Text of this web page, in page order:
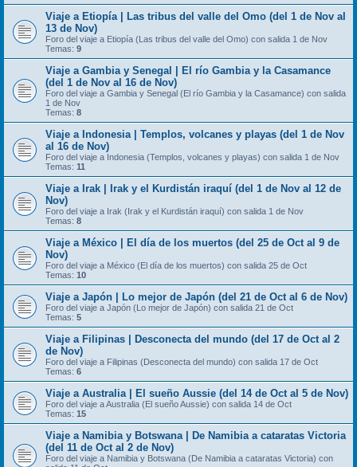
Viaje a Etiopía | Las tribus del valle del Omo (del 1 de Nov al
13 de Nov)
Foro del viaje a Etiopía (Las tribus del valle del Omo) con salida 1 de Nov
Temas: 9
Viaje a Gambia y Senegal | El río Gambia y la Casamance
(del 1 de Nov al 16 de Nov)
Foro del viaje a Gambia y Senegal (El río Gambia y la Casamance) con salida
1 de Nov
Temas: 8
Viaje a Indonesia | Templos, volcanes y playas (del 1 de Nov
al 16 de Nov)
Foro del viaje a Indonesia (Templos, volcanes y playas) con salida 1 de Nov
Temas: 11
Viaje a Irak | Irak y el Kurdistán iraquí (del 1 de Nov al 12 de
Nov)
Foro del viaje a Irak (Irak y el Kurdistán iraquí) con salida 1 de Nov
Temas: 8
Viaje a México | El día de los muertos (del 25 de Oct al 9 de
Nov)
Foro del viaje a México (El día de los muertos) con salida 25 de Oct
Temas: 10
Viaje a Japón | Lo mejor de Japón (del 21 de Oct al 6 de Nov)
Foro del viaje a Japón (Lo mejor de Japón) con salida 21 de Oct
Temas: 5
Viaje a Filipinas | Desconecta del mundo (del 17 de Oct al 2
de Nov)
Foro del viaje a Filipinas (Desconecta del mundo) con salida 17 de Oct
Temas: 6
Viaje a Australia | El sueño Aussie (del 14 de Oct al 5 de Nov)
Foro del viaje a Australia (El sueño Aussie) con salida 14 de Oct
Temas: 15
Viaje a Namibia y Botswana | De Namibia a cataratas Victoria
(del 11 de Oct al 2 de Nov)
Foro del viaje a Namibia y Botswana (De Namibia a cataratas Victoria) con